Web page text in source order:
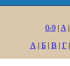
0-9 | A |
А | Б| В | Г|